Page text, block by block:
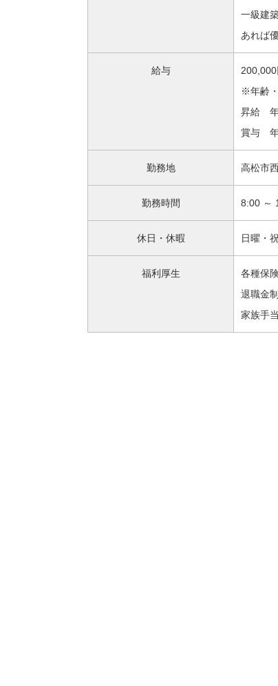
一級建
あれば
給与 20
※年齢
昇給
賞与 年
勤務地 高松市
勤務時間 8:00 ～
休日・休暇 日曜・
福利厚生
各種保
退職金
家族手